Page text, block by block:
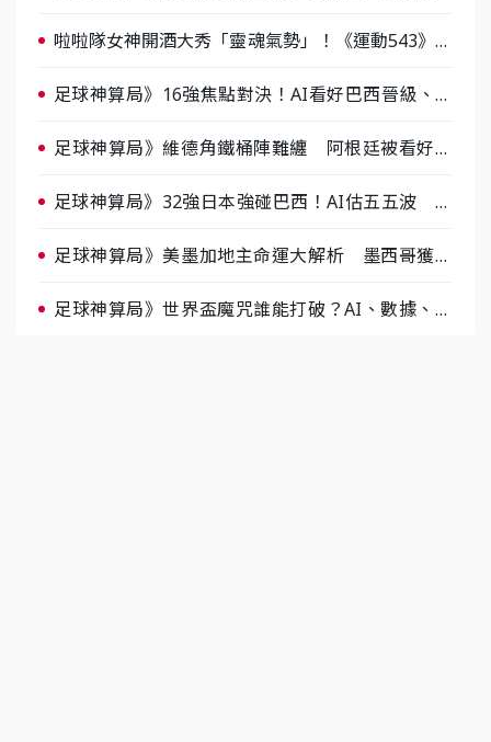
啦啦隊女神開酒大秀「靈魂氣勢」！《運動543》微
足球神算局》16強焦點對決！AI看好巴西晉級、數
足球神算局》維德角鐵桶陣難纏 阿根廷被看好下
足球神算局》32強日本強碰巴西！AI估五五波 牛
足球神算局》美墨加地主命運大解析 墨西哥獲數
足球神算局》世界盃魔咒誰能打破？AI、數據、塔